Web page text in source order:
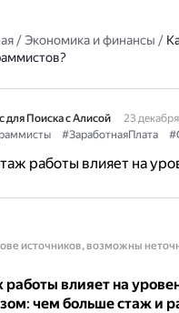
/Экономика и финансы /
для Поиска с Алисой
23 декабря
#ЗаработнаяПлата
работы влияет на
источников, возможны
работы влияет на
: чем больше стаж и